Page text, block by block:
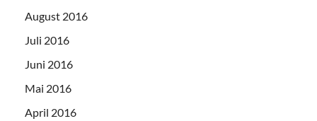
August 2016
Juli 2016
Juni 2016
Mai 2016
April 2016